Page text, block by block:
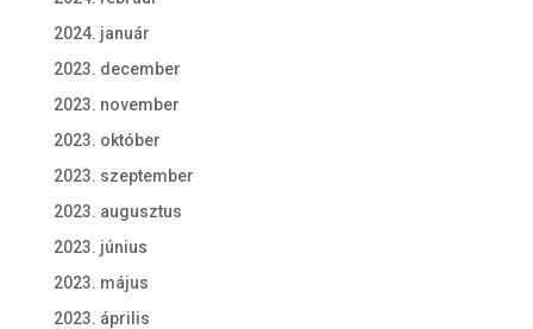
2024. január
2023. december
2023. november
2023. október
2023. szeptember
2023. augusztus
2023. június
2023. május
2023. április